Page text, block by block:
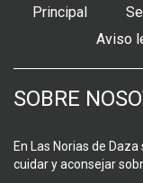
Principal
Aviso
SOBRE
En Las Norias de
cuidar y aconsejar